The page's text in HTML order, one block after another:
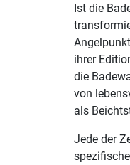
Ist die
ihrer
die
von
als
Jede der